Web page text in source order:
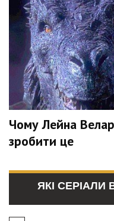
Чому Лейна
зробити це
ЯКІ СЕРІАЛИ